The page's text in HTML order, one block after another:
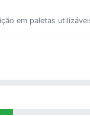
em paletas